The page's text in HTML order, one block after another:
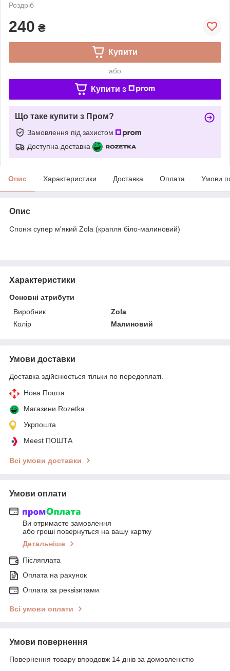
Роздріб
240 ₴
Купити
або
Купити з
Що таке купити з Пром?
Замовлення під захистом
Доступна доставка
Опис Характеристики Доставка Оплата Умови
Опис
Спонж супер м'який Zola (крапля біло-малиновий)
Характеристики
Основні атрибути
Виробник
Zola
Колір
Малиновий
Умови доставки
Доставка здійснюється тільки по передоплаті.
Нова Пошта
Магазини Rozetka
Укрпошта
Meest ПОШТА
Всі умови доставки
Умови оплати
Ви отримаєте замовлення
або гроші повернуться на вашу картку
Детальніше
Післяплата
Оплата на рахунок
Оплата за реквізитами
Всі умови оплати
Умови повернення
Повернення товару впродовж 14 днів за домовленістю